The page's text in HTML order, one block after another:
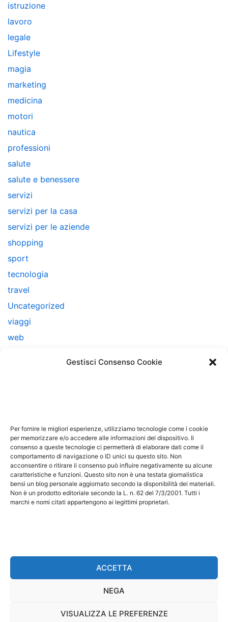
Gestisci Consenso Cookie
Per fornire le migliori esperienze, utilizziamo tecnologie come i cookie
per memorizzare e/o accedere alle informazioni del dispositivo. Il
consenso a queste tecnologie ci permetterà di elaborare dati come il
comportamento di navigazione o ID unici su questo sito. Non
acconsentire o ritirare il consenso può influire negativamente su alcune
caratteristiche e funzioni. Questo sito non è una testata giornalistica
bensì un blog personale aggiornato secondo la disponibilità dei materiali.
Non è un prodotto editoriale secondo la L. n. 62 del 7/3/2001. Tutti i
marchi e nomi citati appartengono ai legittimi proprietari.
ACCETTA
NEGA
VISUALIZZA LE PREFERENZE
istruzione
lavoro
legale
Lifestyle
magia
marketing
medicina
motori
nautica
professioni
salute
salute e benessere
servizi
servizi per la casa
servizi per le aziende
shopping
sport
tecnologia
travel
Uncategorized
viaggi
web
disponibilità e la reperibilità dei materiali. Pertanto non
può essere considerato in alcun modo un prodotto
editoriale ai sensi della L. n. 62 del 7/3/2001. Tutti i
marchi riportati appartengono ai legittimi proprietari;
marchi di terzi, nomi di prodotti, nomi commerciali,
nomi corporativi e società citati possono essere
senza alcun fine di violazione dei diritti di Copyright
vigenti. Questo sito utilizza solo cookie tecnici, in
totale rispetto della normativa europea. Maggiori
PRIVACY